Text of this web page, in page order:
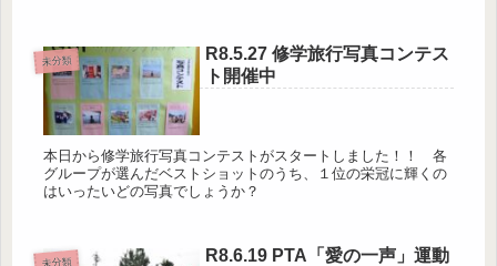
未分類
R8.5.27 修学旅行写真コンテス
ト開催中
本日から修学旅行写真コンテストがスタートしました！！ 各
グループが選んだベストショットのうち、１位の栄冠に輝くの
はいったいどの写真でしょうか？
未分類 R8.6.19 PTA「愛の一声」運動